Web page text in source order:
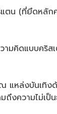
น (ที่ยึดหลัก
มคิดแบบคริ
แหล่งบันเทิ
ความไม่เป็